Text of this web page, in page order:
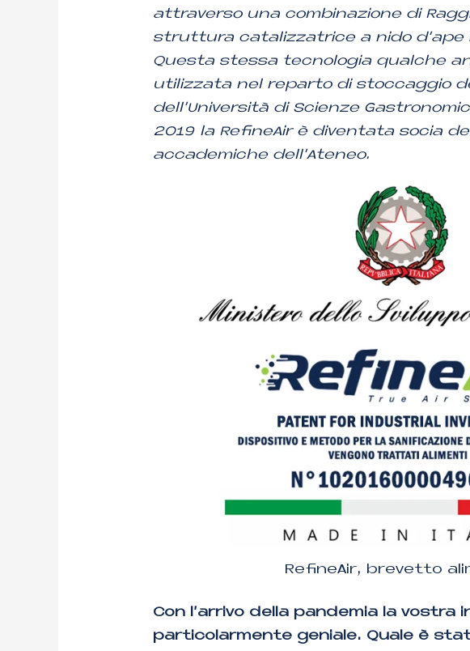
attraverso una combinazione di
struttura catalizzatrice a nido d’ape
Questa stessa tecnologia qualche
utilizzata nel reparto di stoccaggio
dell’Università di Scienze
2019 la RefineAir è diventata socia
accademiche dell’Ateneo.
RefineAir, brevetto
Con l’arrivo della pandemia la vostra
particolarmente geniale. Quale è